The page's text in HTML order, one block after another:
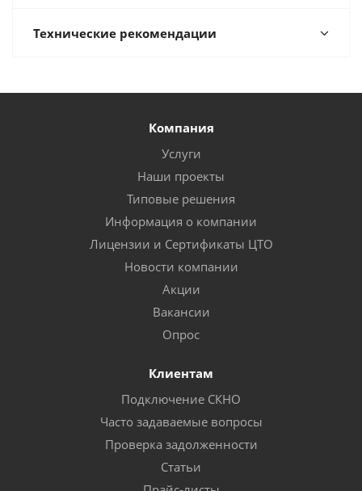
Технические рекомендации
Компания
Услуги
Наши проекты
Типовые решения
Информация о компании
Лицензии и Сертификаты ЦТО
Новости компании
Акции
Вакансии
Опрос
Клиентам
Подключение СКНО
Часто задаваемые вопросы
Проверка задолженности
Статьи